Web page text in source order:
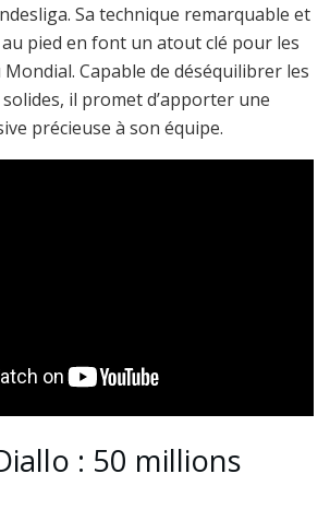
Sa technique remarquable et
pied en font un atout clé pour les
Capable de déséquilibrer les
il promet d’apporter une
précieuse à son équipe.
: 50 millions